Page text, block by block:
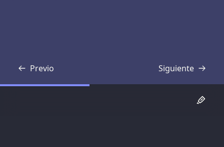
Previo
Transcripción Siguiente
Transcripción